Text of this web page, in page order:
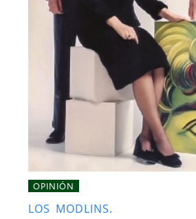
OPINIÓN
LOS MODLINS.